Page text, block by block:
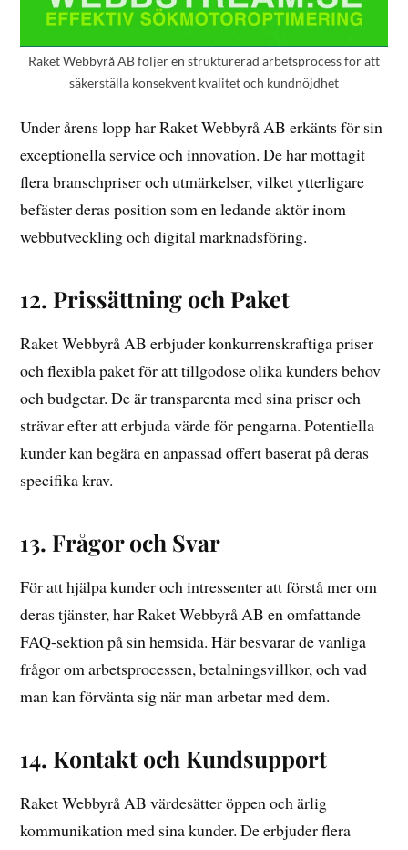
Raket Webbyrå AB följer en strukturerad arbetsprocess för att
säkerställa konsekvent kvalitet och kundnöjdhet
Under årens lopp har Raket Webbyrå AB erkänts för sin
exceptionella service och innovation. De har mottagit
flera branschpriser och utmärkelser, vilket ytterligare
befäster deras position som en ledande aktör inom
webbutveckling och digital marknadsföring.
12. Prissättning och Paket
Raket Webbyrå AB erbjuder konkurrenskraftiga priser
och flexibla paket för att tillgodose olika kunders behov
och budgetar. De är transparenta med sina priser och
strävar efter att erbjuda värde för pengarna. Potentiella
kunder kan begära en anpassad offert baserat på deras
specifika krav.
13. Frågor och Svar
För att hjälpa kunder och intressenter att förstå mer om
deras tjänster, har Raket Webbyrå AB en omfattande
FAQ-sektion på sin hemsida. Här besvarar de vanliga
frågor om arbetsprocessen, betalningsvillkor, och vad
man kan förvänta sig när man arbetar med dem.
14. Kontakt och Kundsupport
Raket Webbyrå AB värdesätter öppen och ärlig
kommunikation med sina kunder. De erbjuder flera